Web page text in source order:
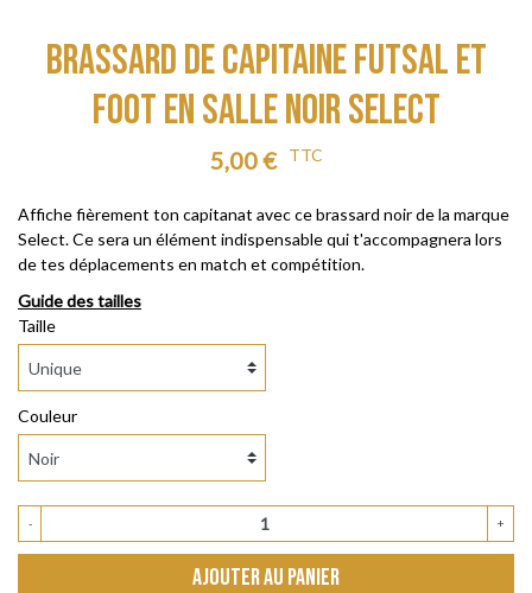
BRASSARD DE CAPITAINE FUTSAL ET
FOOT EN SALLE NOIR SELECT
5,00 € TTC
Affiche fièrement ton capitanat avec ce brassard noir de la marque
Select.Ce sera un élément indispensable qui t'accompagnera lors
de tes déplacements en match et compétition.
Taille
Couleur
- +
AJOUTER AU PANIER
Guide des tailles